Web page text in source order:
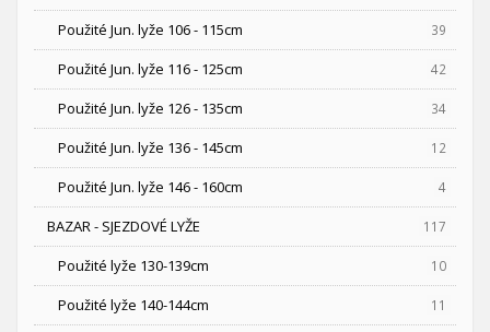
Použité Jun. lyže 106 - 115cm
39
Použité Jun. lyže 116 - 125cm 42
Použité Jun. lyže 126 - 135cm 34
Použité Jun. lyže 136 - 145cm 12
Použité Jun. lyže 146 - 160cm 4
BAZAR - SJEZDOVÉ LYŽE 117
Použité lyže 130-139cm 10
Použité lyže 140-144cm 11